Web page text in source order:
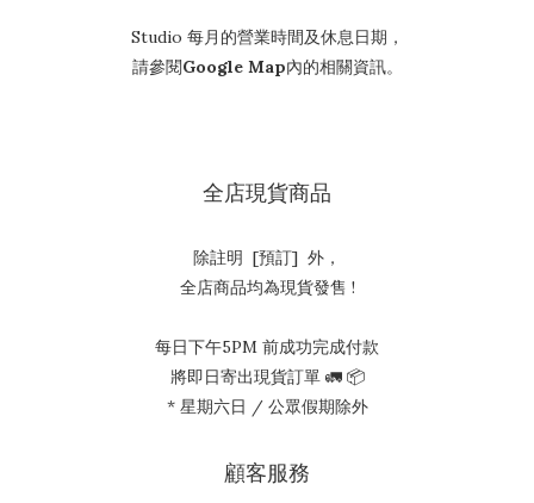
Studio 每月的營業時間及休息日期，
請參閱Google Map內的相關資訊。
全店現貨商品
除註明 [預訂] 外，
全店商品均為現貨發售 !
每日下午5PM 前成功完成付款
將即日寄出現貨訂單 🚛 📦
* 星期六日 / 公眾假期除外
顧客服務